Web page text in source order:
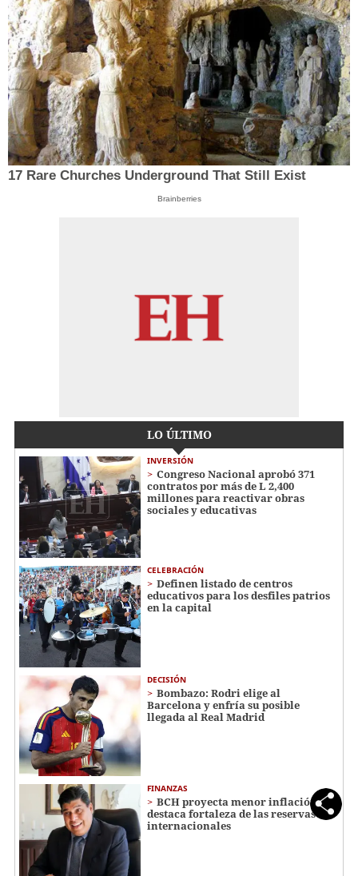
17 Rare Churches Underground That Still Exist
Brainberries
LO ÚLTIMO
INVERSIÓN
Congreso Nacional aprobó 371
contratos por más de L 2,400
millones para reactivar obras
sociales y educativas
CELEBRACIÓN
Definen listado de centros
educativos para los desfiles patrios
en la capital
DECISIÓN
Bombazo: Rodri elige al
Barcelona y enfría su posible
llegada al Real Madrid
FINANZAS
BCH proyecta menor inflación y
destaca fortaleza de las reservas
internacionales